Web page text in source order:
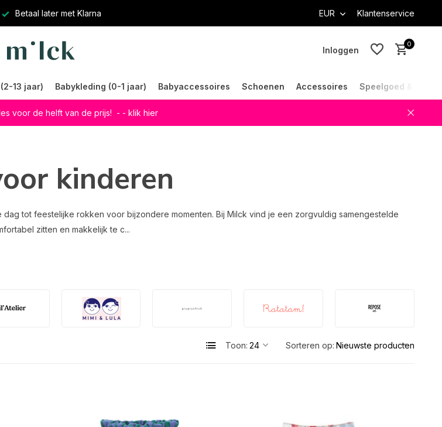
Betaal later met Klarna EUR Klantenservice
Inloggen
0
13 jaar) Babykleding (0-1 jaar) Babyaccessoires Schoenen Accessoires Speelgoed &
voor de helft van de prijs! - - klik hier
kinderen
tot feestelijke rokken voor bijzondere momenten. Bij Milck vind je een zorgvuldig samengestelde
zitten en makkelijk te c...
Toon: Sorteren op: